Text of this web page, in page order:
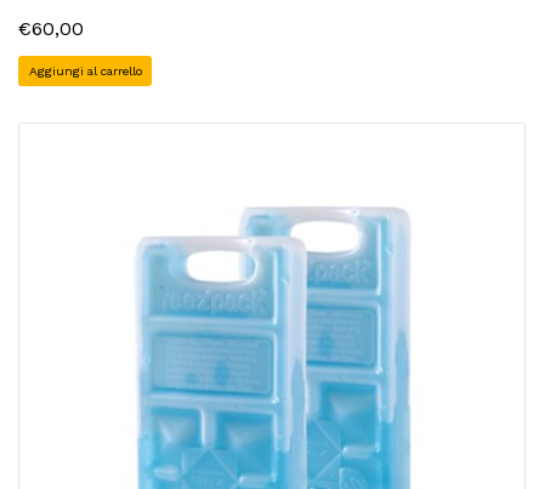
€60,00
Aggiungi al carrello